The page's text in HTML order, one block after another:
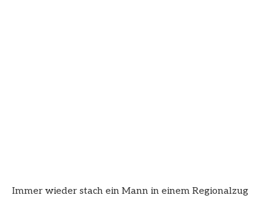
Immer wieder stach ein Mann in einem Regionalzug